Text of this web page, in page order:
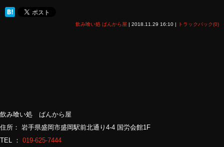
飲み喰い処 ばんから屋 | 2018.11.29 16:10 | トラックバック(0)
飲み喰い処 ばんから屋
住所： 岩手県盛岡市盛岡駅前北通り4-4 国労会館1F
TEL ： 019-625-7444